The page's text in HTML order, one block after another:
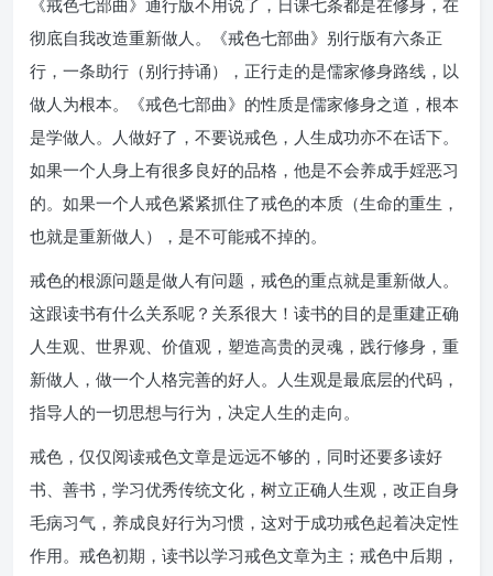
《戒色七部曲》通行版不用说了，日课七条都是在修身，在
彻底自我改造重新做人。《戒色七部曲》别行版有六条正
行，一条助行（别行持诵），正行走的是儒家修身路线，以
做人为根本。《戒色七部曲》的性质是儒家修身之道，根本
是学做人。人做好了，不要说戒色，人生成功亦不在话下。
如果一个人身上有很多良好的品格，他是不会养成手婬恶习
的。如果一个人戒色紧紧抓住了戒色的本质（生命的重生，
也就是重新做人），是不可能戒不掉的。
戒色的根源问题是做人有问题，戒色的重点就是重新做人。
这跟读书有什么关系呢？关系很大！读书的目的是重建正确
人生观、世界观、价值观，塑造高贵的灵魂，践行修身，重
新做人，做一个人格完善的好人。人生观是最底层的代码，
指导人的一切思想与行为，决定人生的走向。
戒色，仅仅阅读戒色文章是远远不够的，同时还要多读好
书、善书，学习优秀传统文化，树立正确人生观，改正自身
毛病习气，养成良好行为习惯，这对于成功戒色起着决定性
作用。戒色初期，读书以学习戒色文章为主；戒色中后期，